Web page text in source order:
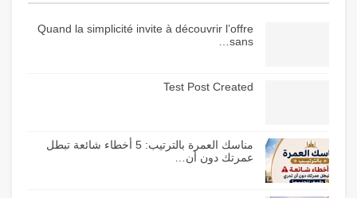
Quand la simplicité invite à découvrir l’offre
sans…
Test Post Created
مناسك العمرة بالترتيب: 5 أخطاء شائعة تبطل
عمرتك دون أن…